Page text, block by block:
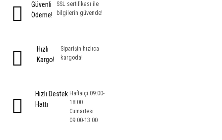
Güvenli
Ödeme!
SSL sertifikası ile
bilgilerin güvende!
Hızlı
Kargo!
Siparişin hızlıca
kargoda!
Hızlı Destek
Hattı
Haftaiçi 09:00-
18:00
Cumartesi
09:00-13:00